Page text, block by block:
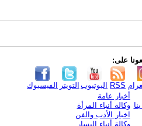
على:
الفيسبوك التويتر اليوتيوب RSS
أخبار عامة
وكالة أنباء المرأة
اخبار الأدب والفن
وكالة أنباء اليسار